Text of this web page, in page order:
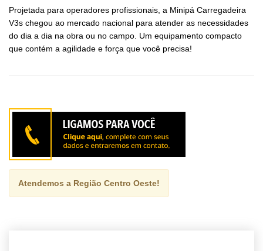
Projetada para operadores profissionais, a Minipá Carregadeira
V3s chegou ao mercado nacional para atender as necessidades
do dia a dia na obra ou no campo. Um equipamento compacto
que contém a agilidade e força que você precisa!
Atendemos a Região Centro Oeste!